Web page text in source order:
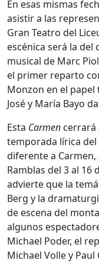
En esas mismas
asistir a las
Gran Teatro del
escénica será la
musical de Marc
el primer reparto
Monzon en el papel
José y María Bayo
Esta Carmen cerrará
temporada lírica del
diferente a Carmen,
Ramblas del 3 al
advierte que la
Berg y la
de escena del
algunos
Michael Poder, el
Michael Volle y Paul